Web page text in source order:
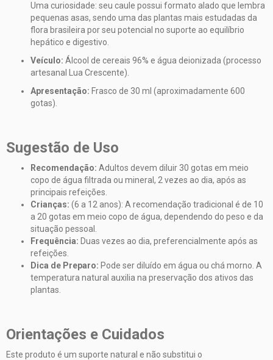
Uma curiosidade: seu caule possui formato alado que lembra
pequenas asas, sendo uma das plantas mais estudadas da
flora brasileira por seu potencial no suporte ao equilíbrio
hepático e digestivo.
Veículo: Álcool de cereais 96% e água deionizada (processo
artesanal Lua Crescente).
Apresentação: Frasco de 30 ml (aproximadamente 600
gotas).
Sugestão de Uso
Recomendação: Adultos devem diluir 30 gotas em meio
copo de água filtrada ou mineral, 2 vezes ao dia, após as
principais refeições.
Crianças: (6 a 12 anos): A recomendação tradicional é de 10
a 20 gotas em meio copo de água, dependendo do peso e da
situação pessoal.
Frequência: Duas vezes ao dia, preferencialmente após as
refeições.
Dica de Preparo: Pode ser diluído em água ou chá morno. A
temperatura natural auxilia na preservação dos ativos das
plantas.
Orientações e Cuidados
Este produto é um suporte natural e não substitui o